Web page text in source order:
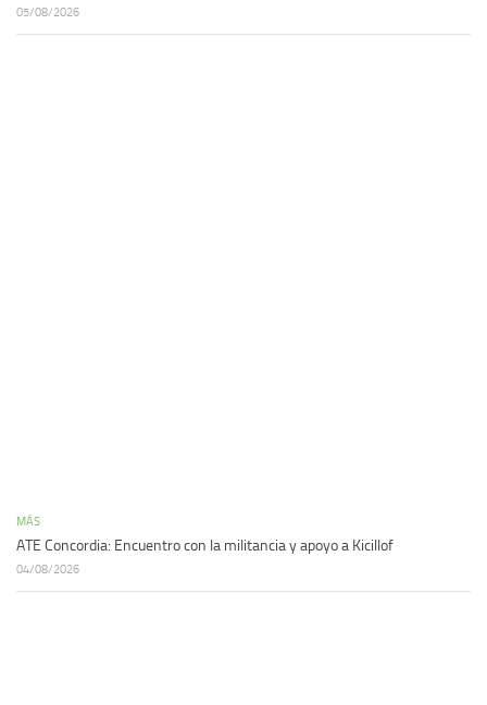
05/08/2026
MÁS
ATE Concordia: Encuentro con la militancia y apoyo a Kicillof
04/08/2026